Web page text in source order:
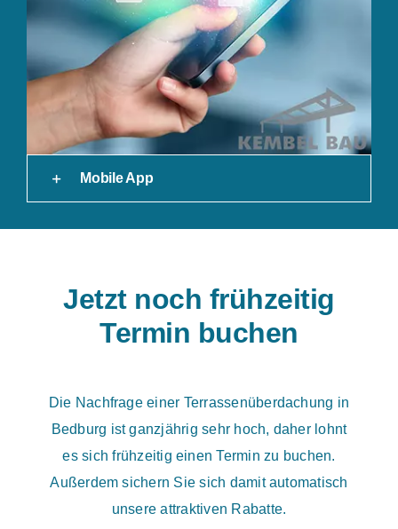
Mobile App
Jetzt noch frühzeitig
Termin buchen
Die Nachfrage einer Terrassenüberdachung in
Bedburg ist ganzjährig sehr hoch, daher lohnt
es sich frühzeitig einen Termin zu buchen.
Außerdem sichern Sie sich damit automatisch
unsere attraktiven Rabatte.